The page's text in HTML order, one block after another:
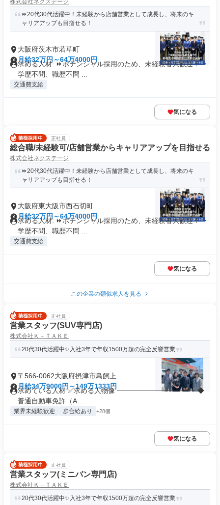
株式会社ネクステージ
⏩️20代30代活躍中！未経験から店舗営業として成長し、将来のキ
ャリアアップも目指せる！
大阪府茨木市若草町
月給32万円～64万4000円
求める人材: ⏩️ポテンシャル採用のため、未経験者大歓迎！ ・
学歴不問、職歴不問 ...
交通費支給
気になる
正社員
総合職/未経験可/店舗営業からキャリアアップを目指せる
株式会社ネクステージ
⏩️20代30代活躍中！未経験から店舗営業として成長し、将来のキ
ャリアアップも目指せる！
大阪府東大阪市西石切町
月給32万円～64万4000円
求める人材: ⏩️ポテンシャル採用のため、未経験者大歓迎！ ・
学歴不問、職歴不問 ...
交通費支給
気になる
この企業の類似求人を見る
正社員
営業スタッフ(SUV専門店)
株式会社Ｋ－ＴＡＫＥ
20代30代活躍中✨入社3年で年収1500万超の完全反響営業
〒566-0062大阪府摂津市鳥飼上
月給34万9000円～149万1333円
求めている人材 ✅求める人物像 ──────────────── ◆
普通自動車免許（A...
業界未経験歓迎 歩合給あり +28個
気になる
正社員
営業スタッフ(ミニバン専門店)
株式会社Ｋ－ＴＡＫＥ
20代30代活躍中✨入社3年で年収1500万超の完全反響営業